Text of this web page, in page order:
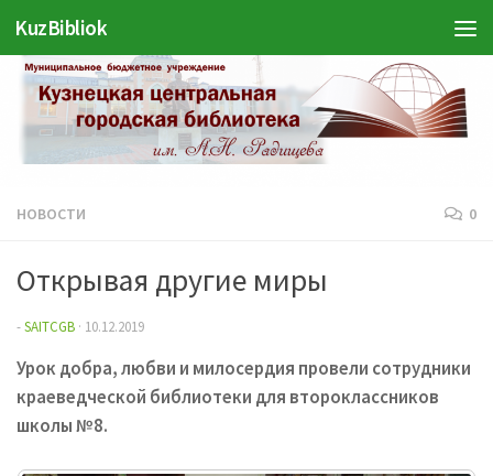
Перейти к содержимому
KuzBibliok
НОВОСТИ 0
Открывая другие миры
-SAITCGB · 10.12.2019
Урок добра, любви и милосердия провели сотрудники
краеведческой библиотеки для второклассников
школы №8.